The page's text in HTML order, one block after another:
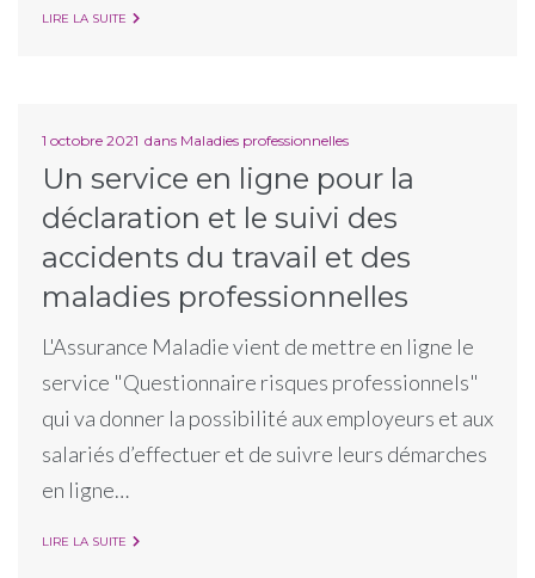
LIRE LA SUITE
1 octobre 2021 dans Maladies professionnelles
Un service en ligne pour la
déclaration et le suivi des
accidents du travail et des
maladies professionnelles
L'Assurance Maladie vient de mettre en ligne le
service "Questionnaire risques professionnels"
qui va donner la possibilité aux employeurs et aux
salariés d’effectuer et de suivre leurs démarches
en ligne…
LIRE LA SUITE